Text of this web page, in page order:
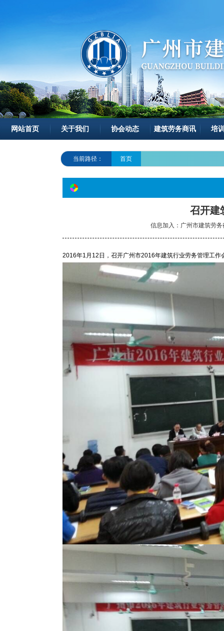
网站首页 关于我们 协会动态 建筑劳务商讯 培
当前路径： 首页
召开建
信息加入：广州市建筑劳务
2016年1月12日，召开广州市2016年建筑行业劳务管理工作